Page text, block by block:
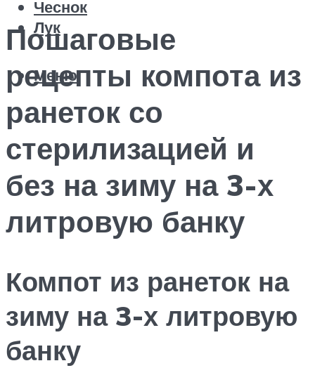
Чеснок
Лук
Меню
Пошаговые
рецепты компота из
ранеток со
стерилизацией и
без на зиму на 3-х
литровую банку
Компот из ранеток на
зиму на 3-х литровую
банку